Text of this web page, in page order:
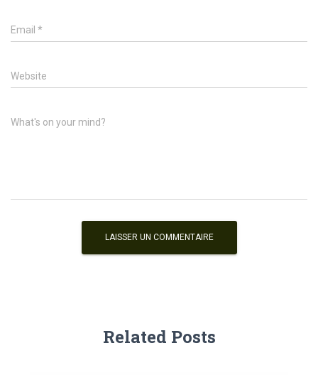
Email *
Website
What's on your mind?
Related Posts